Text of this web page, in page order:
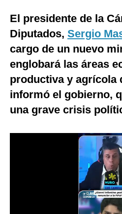
Internacional
Tecnología
Club del Suscriptor
Mix
G de Gestión
El presidente de la
Diputados, Sergio
cargo de un nuevo
englobará las áreas
productiva y agrícola
informó el gobierno,
una grave crisis